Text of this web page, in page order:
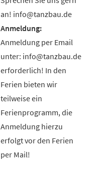
an! info@tanzbau.de
Anmeldung per Email
unter: info@tanzbau.de
erforderlich! In den
Ferien bieten wir
teilweise ein
Ferienprogramm, die
Anmeldung hierzu
erfolgt vor den Ferien
per Mail!